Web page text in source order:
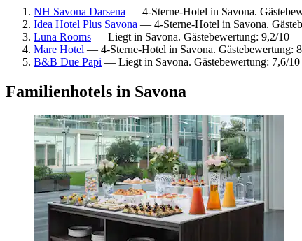
NH Savona Darsena — 4-Sterne-Hotel in Savona.
Idea Hotel Plus Savona — 4-Sterne-Hotel in Savona.
Luna Rooms — Liegt in Savona. Gästebewertung: 9,2/10
Mare Hotel — 4-Sterne-Hotel in Savona. Gästebewertung:
B&B Due Papi — Liegt in Savona. Gästebewertung: 7,6/
Familienhotels in Savona